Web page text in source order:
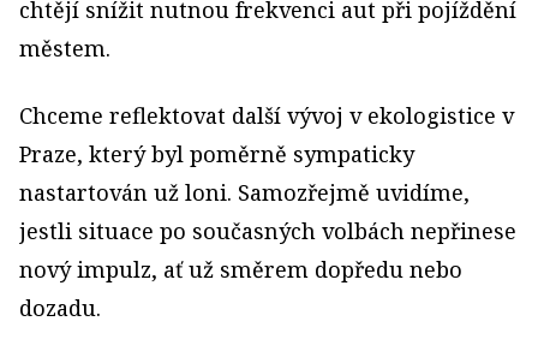
chtějí snížit nutnou frekvenci aut při pojíždění
městem.
Chceme reflektovat další vývoj v ekologistice v
Praze, který byl poměrně sympaticky
nastartován už loni. Samozřejmě uvidíme,
jestli situace po současných volbách nepřinese
nový impulz, ať už směrem dopředu nebo
dozadu.